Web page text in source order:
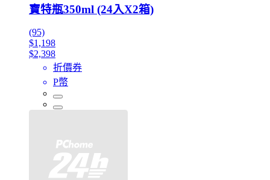
寶特瓶350ml (24入X2箱)
(95)
$1,198
$2,398
折價券
P幣